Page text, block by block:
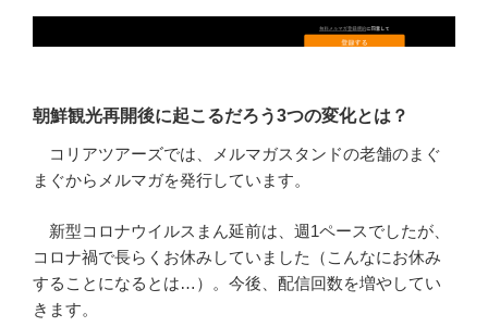
朝鮮観光再開後に起こるだろう3つの変化とは？
コリアツアーズでは、メルマガスタンドの老舗のまぐ
まぐからメルマガを発行しています。
新型コロナウイルスまん延前は、週1ペースでしたが、
コロナ禍で長らくお休みしていました（こんなにお休み
することになるとは…）。今後、配信回数を増やしてい
きます。